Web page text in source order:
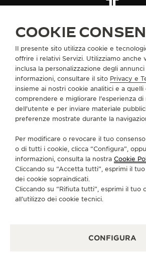
VAI ALLA PAGINA
VAI ALLAVAI ALLA
VAI
ISCRIVERSI ALLA
INFORMAZIONI SU DI NOI
SERVIZI
CONTATTI
COOKIE
Il presente sito utilizza cookie e
offrire i relativi Servizi. Utilizziamo anche
inclusa la personalizzazione degli
informazioni, consultare il sito Privacy e
insieme ai nostri cookie analitici e a
comprendere e migliorare l'esperienza di
dell'utente e per inviare materiale
preferenze mostrate durante la
Per modificare o revocare il tuo
o di tutti i cookie, clicca “Configura”,
informazioni, consulta la nostra Cookie
Cliccando su “Accetta tutti”, esprimi il tuo
dei cookie sopraindicati.
Cliccando su “Rifiuta tutti”, esprimi il tuo
all’utilizzo dei cookie tecnici.
CONFIGURA